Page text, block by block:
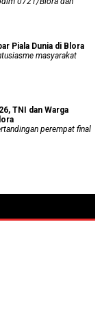
Piala Dunia di Blora
masyarakat
TNI dan Warga
perempat final